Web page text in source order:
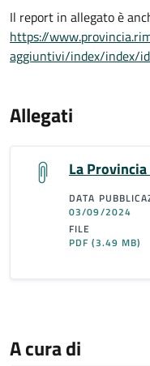
Il report in allegato è
https://
aggiuntivi/index/index/
Allegati
La
DATA
03/09/2024
FILE
PDF(3.49 MB)
A cura di